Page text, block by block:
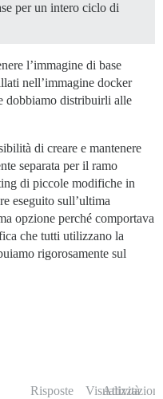
per un intero ciclo di
l’immagine di base
nell’immagine docker
dobbiamo distribuirli alle
di creare e mantenere
separata per il ramo
di piccole modifiche in
eseguito sull’ultima
opzione perché comportava
che tutti utilizzano la
rigorosamente sul
Risposte Visualizzazioni
Attività